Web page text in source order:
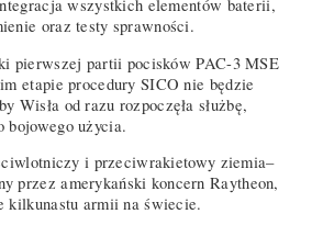
wszystkich elementów baterii,
oraz testy sprawności.
pierwszej partii pocisków PAC-3 MSE
etapie procedury SICO nie będzie
Wisła od razu rozpoczęła służbę,
bojowego użycia.
i przeciwrakietowy ziemia–
przez amerykański koncern Raytheon,
kilkunastu armii na świecie.